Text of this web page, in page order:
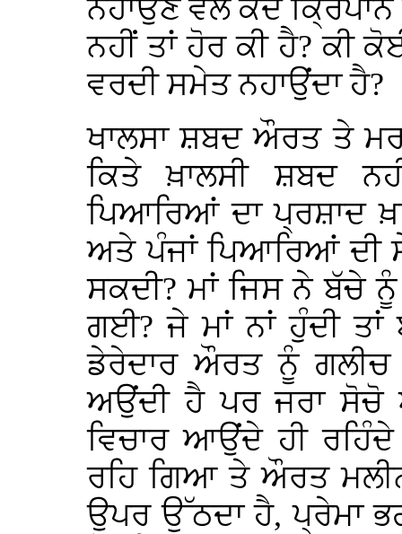
ਨਹਾਉਣ ਵੇਲੇ ਕਦੇ
ਨਹੀਂ ਤਾਂ ਹੋਰ ਕੀ ਹੈ? ਕੀ
ਵਰਦੀ ਸਮੇਤ ਨਹਾਉਂਦਾ ਹੈ?
ਖਾਲਸਾ ਸ਼ਬਦ ਔਰਤ ਤੇ
ਕਿਤੇ ਖ਼ਾਲਸੀ ਸ਼ਬਦ
ਪਿਆਰਿਆਂ ਦਾ ਪ੍ਰਸ਼ਾਦ
ਅਤੇ ਪੰਜਾਂ ਪਿਆਰਿਆਂ ਦੀ
ਸਕਦੀ? ਮਾਂ ਜਿਸ ਨੇ ਬੱਚੇ
ਗਈ? ਜੇ ਮਾਂ ਨਾਂ ਹੁੰਦੀ
ਡੇਰੇਦਾਰ ਔਰਤ ਨੂੰ ਗਲੀਚ
ਅਉਂਦੀ ਹੈ ਪਰ ਜਰਾ ਸੋਚੋ
ਵਿਚਾਰ ਆਉਂਦੇ ਹੀ
ਰਹਿ ਗਿਆ ਤੇ ਔਰਤ
ਉਪਰ ਉੱਠਦਾ ਹੈ, ਪ੍ਰੇਮਾ